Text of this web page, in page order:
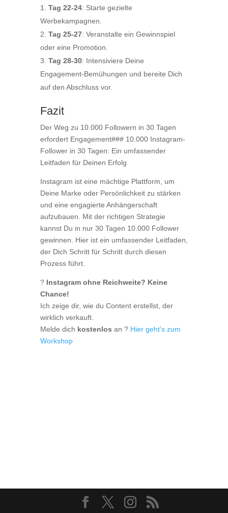
Tag 22-24: Starte gezielte
Werbekampagnen.
Tag 25-27: Veranstalte ein Gewinnspiel
oder eine Promotion.
Tag 28-30: Intensiviere Deine
Engagement-Bemühungen und bereite Dich
auf den Abschluss vor.
Fazit
Der Weg zu 10.000 Followern in 30 Tagen
erfordert Engagement### 10.000 Instagram-
Follower in 30 Tagen: Ein umfassender
Leitfaden für Deinen Erfolg
Instagram ist eine mächtige Plattform, um
Deine Marke oder Persönlichkeit zu stärken
und eine engagierte Anhängerschaft
aufzubauen. Mit der richtigen Strategie
kannst Du in nur 30 Tagen 10.000 Follower
gewinnen. Hier ist ein umfassender Leitfaden,
der Dich Schritt für Schritt durch diesen
Prozess führt.
? Instagram ohne Reichweite? Keine
Chance!
Ich zeige dir, wie du Content erstellst, der
wirklich verkauft.
Melde dich kostenlos an ? Hiergeht’szum
Workshop